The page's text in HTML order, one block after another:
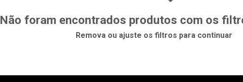
Não foram encontrados produtos com os
Remova ou ajuste os filtros para continuar